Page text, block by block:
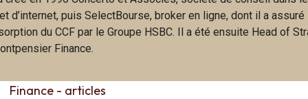
d’internet, puis SelectBourse, broker en ligne, dont il a assuré
du CCF par le Groupe HSBC. Il a été ensuite Head of
Finance.
Finance - articles